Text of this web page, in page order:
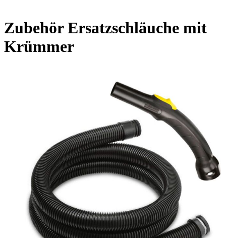
Zubehör Ersatzschläuche mit
Krümmer